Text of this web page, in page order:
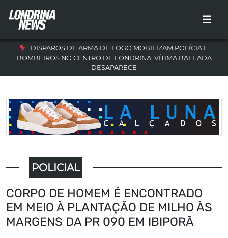
DISPAROS DE ARMA DE FOGO MOBILIZAM POLÍCIA E
BOMBEIROS NO CENTRO DE LONDRINA; VÍTIMA BALEADA
DESAPARECE
POLICIAL
CORPO DE HOMEM É ENCONTRADO
EM MEIO À PLANTAÇÃO DE MILHO ÀS
MARGENS DA PR 090 EM IBIPORÃ